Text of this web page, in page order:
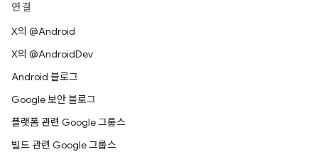
연결
X의 @Android
X의 @AndroidDev
Android 블로그
Google 보안 블로그
플랫폼 관련 Google 그룹스
빌드 관련 Google 그룹스